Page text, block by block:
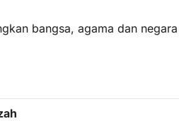
bangsa, agama dan negara